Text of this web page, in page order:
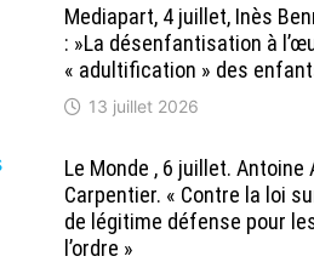
Mediapart, 4 juillet, Inès
: »La désenfantisation à
« adultification » des
13 juillet 2026
Le Monde , 6 juillet.
Carpentier. « Contre la loi
de légitime défense pour
l’ordre »